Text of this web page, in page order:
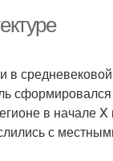
в
в начале
с